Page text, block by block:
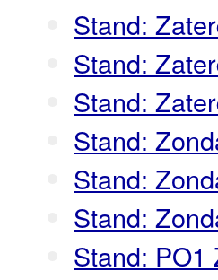
Stand:
Stand:
Stand:
Stand:
Stand:
Stand:
Stand: PO1